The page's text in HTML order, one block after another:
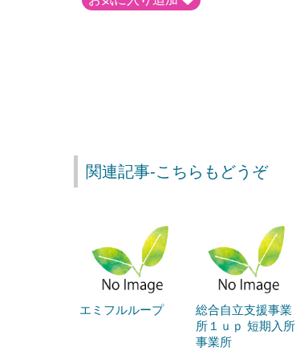
関連記事-こちらもどうぞ
エミフルループ
総合自立支援事業
所１ｕｐ 短期入所
事業所